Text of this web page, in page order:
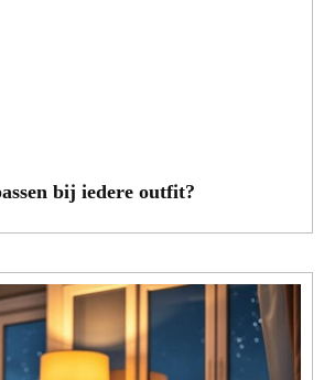
bij iedere outfit?